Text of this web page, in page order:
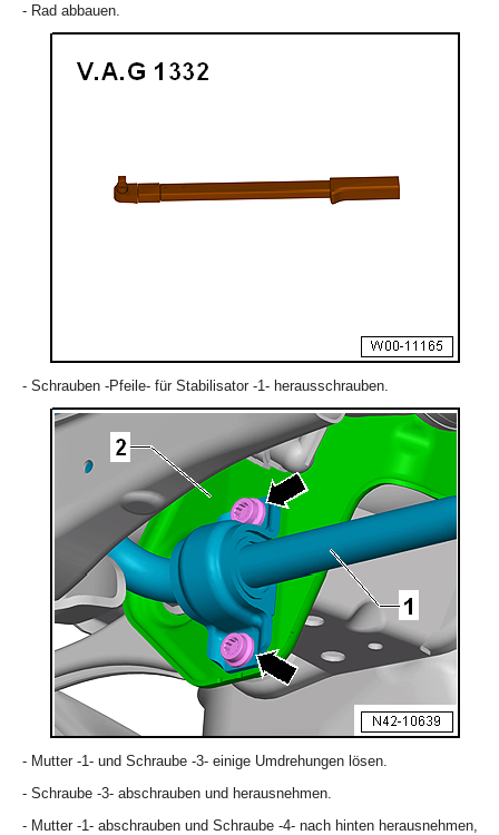
- Rad abbauen.
- Schrauben -Pfeile- für Stabilisator -1- herausschrauben.
- Mutter -1- und Schraube -3- einige Umdrehungen lösen.
- Schraube -3- abschrauben und herausnehmen.
- Mutter -1- abschrauben und Schraube -4- nach hinten herausnehmen,